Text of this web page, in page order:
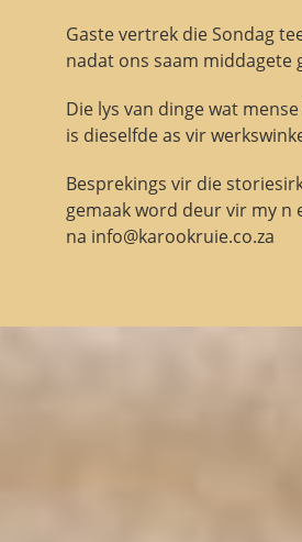
Gaste vertrek die Sondag
nadat ons saam middagete
Die lys van dinge wat
is dieselfde as vir
Besprekings vir die
gemaak word deur vir my n
na info@karookruie.co.za